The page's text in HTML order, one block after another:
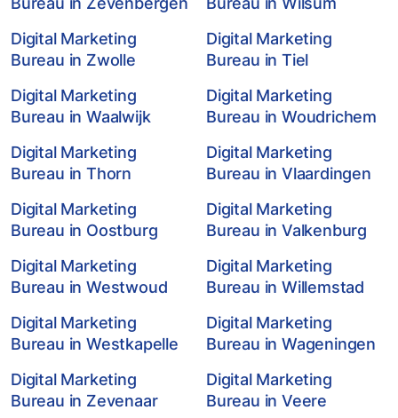
Digital Marketing
Bureau in Zwolle
Digital Marketing
Bureau in Tiel
Digital Marketing
Bureau in Waalwijk
Digital Marketing
Bureau in Woudrichem
Digital Marketing
Bureau in Thorn
Digital Marketing
Bureau in Vlaardingen
Digital Marketing
Bureau in Oostburg
Digital Marketing
Bureau in Valkenburg
Digital Marketing
Bureau in Westwoud
Digital Marketing
Bureau in Willemstad
Digital Marketing
Bureau in Westkapelle
Digital Marketing
Bureau in Wageningen
Digital Marketing
Bureau in Zevenaar
Digital Marketing
Bureau in Veere